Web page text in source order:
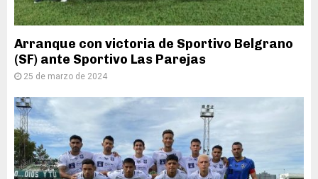
Arranque con victoria de Sportivo Belgrano
(SF) ante Sportivo Las Parejas
25 de marzo de 2024